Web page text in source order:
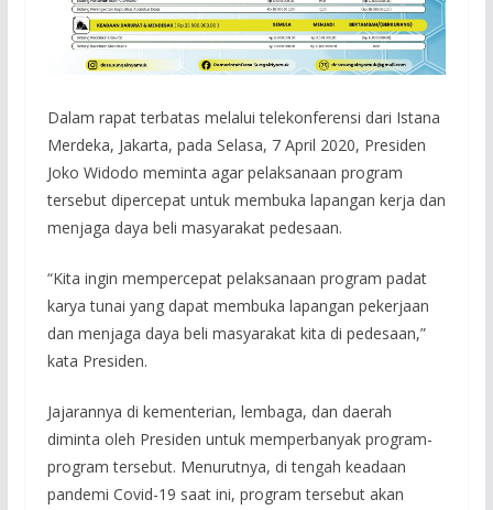
Dalam rapat terbatas melalui telekonferensi dari Istana
Merdeka, Jakarta, pada Selasa, 7 April 2020, Presiden
Joko Widodo meminta agar pelaksanaan program
tersebut dipercepat untuk membuka lapangan kerja dan
menjaga daya beli masyarakat pedesaan.
“Kita ingin mempercepat pelaksanaan program padat
karya tunai yang dapat membuka lapangan pekerjaan
dan menjaga daya beli masyarakat kita di pedesaan,”
kata Presiden.
Jajarannya di kementerian, lembaga, dan daerah
diminta oleh Presiden untuk memperbanyak program-
program tersebut. Menurutnya, di tengah keadaan
pandemi Covid-19 saat ini, program tersebut akan